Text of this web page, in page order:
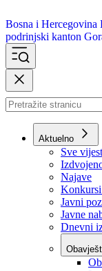
Bosna i Hercegovina
podrinjski kanton
Aktuelno
Sve
Najave
Javni
Javne
Dnevni